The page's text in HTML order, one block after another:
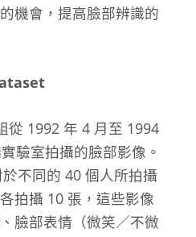
機會，提高臉部辨識的
從 1992 年 4 月至 1994
驗室拍攝的臉部影像。
不同的 40 個人所拍攝
拍攝 10 張，這些影像
臉部表情（微笑／不微